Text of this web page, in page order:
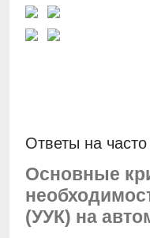
Ответы на
Основные
(УУК) на